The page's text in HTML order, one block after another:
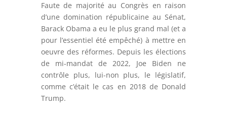
Faute de majorité au Congrès en raison
d’une domination républicaine au Sénat,
Barack Obama a eu le plus grand mal (et a
pour l’essentiel été empêché) à mettre en
oeuvre des réformes. Depuis les élections
de mi-mandat de 2022, Joe Biden ne
contrôle plus, lui-non plus, le législatif,
comme c’était le cas en 2018 de Donald
Trump.